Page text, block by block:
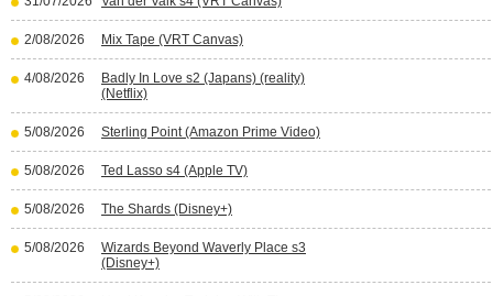
2/08/2026 Mix Tape (VRT Canvas)
4/08/2026
Badly In Love s2 (Japans) (reality)
(Netflix)
5/08/2026 Sterling Point (Amazon Prime Video)
5/08/2026 Ted Lasso s4 (Apple TV)
5/08/2026 The Shards (Disney+)
5/08/2026
Wizards Beyond Waverly Place s3
(Disney+)